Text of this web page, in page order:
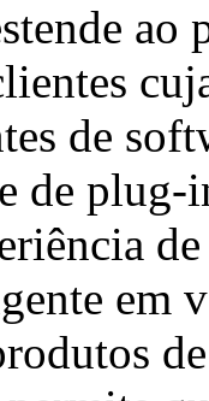
de
de plug-
em